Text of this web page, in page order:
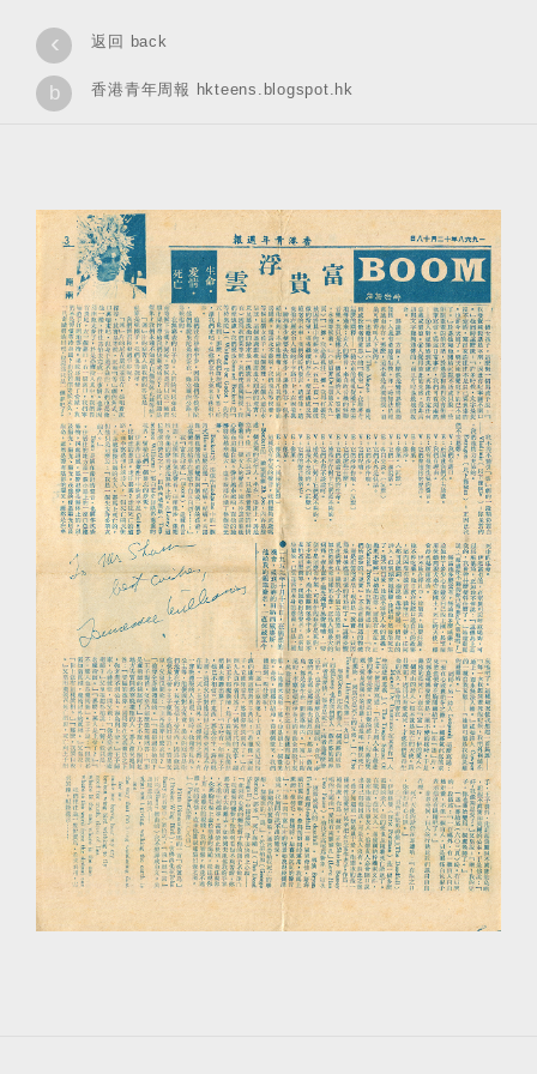
‹ 返回 back
b 香港青年周報 hkteens.blogspot.hk